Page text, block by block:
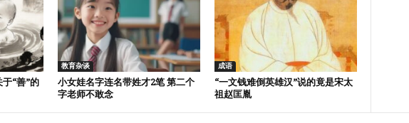
于“善”的
教育杂谈
小女娃名字连名带姓才2笔 第二个
字老师不敢念
成语
“一文钱难倒英雄汉”说的竟是宋太
祖赵匡胤